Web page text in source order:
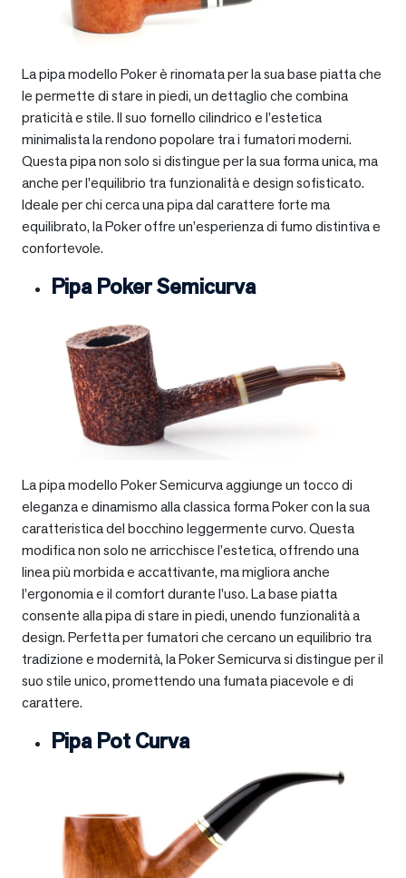
La pipa modello Poker è rinomata per la sua base piatta che
le permette di stare in piedi, un dettaglio che combina
praticità e stile. Il suo fornello cilindrico e l’estetica
minimalista la rendono popolare tra i fumatori moderni.
Questa pipa non solo si distingue per la sua forma unica, ma
anche per l’equilibrio tra funzionalità e design sofisticato.
Ideale per chi cerca una pipa dal carattere forte ma
equilibrato, la Poker offre un’esperienza di fumo distintiva e
confortevole.
Pipa Poker Semicurva
La pipa modello Poker Semicurva aggiunge un tocco di
eleganza e dinamismo alla classica forma Poker con la sua
caratteristica del bocchino leggermente curvo. Questa
modifica non solo ne arricchisce l’estetica, offrendo una
linea più morbida e accattivante, ma migliora anche
l’ergonomia e il comfort durante l’uso. La base piatta
consente alla pipa di stare in piedi, unendo funzionalità a
design. Perfetta per fumatori che cercano un equilibrio tra
tradizione e modernità, la Poker Semicurva si distingue per il
suo stile unico, promettendo una fumata piacevole e di
carattere.
Pipa Pot Curva